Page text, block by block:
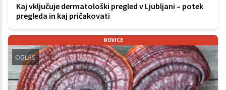
Kaj vključuje dermatološki pregled v Ljubljani – potek
pregleda in kaj pričakovati
NOVICE
OGLAS